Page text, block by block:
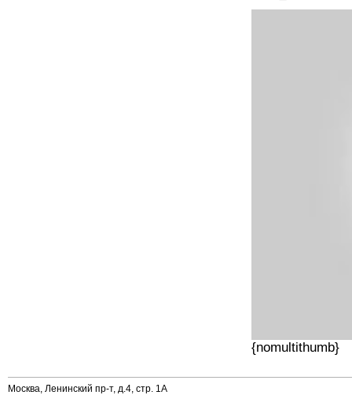
{nomultithumb}
Москва, Ленинский пр-т, д.4, стр. 1А